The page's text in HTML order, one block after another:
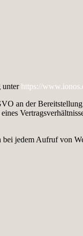
unter https://
an der
jedem Aufruf von